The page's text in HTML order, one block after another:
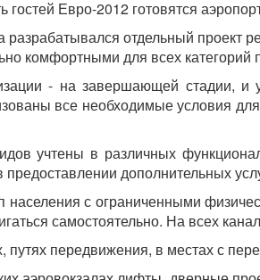
гостей Евро-2012 готовятся
разрабатывался отдельный проект
комфортными для всех категорий
- на завершающей стадии, и
все необходимые условия
учтены в различных
предоставлении дополнительных
населения с ограниченными
самостоятельно. На всех
путях передвижения, в местах с